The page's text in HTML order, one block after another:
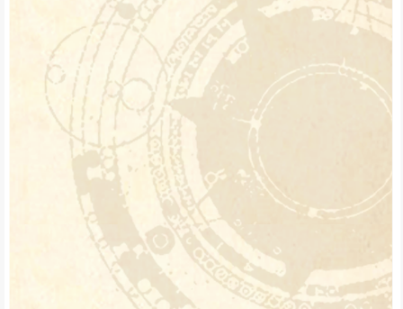
8/15 ゲリラ開催！持
ち込みデー♪＠シェリー
ズ
オリカク選手権2026
レシピ賞発表
8/3～8/7 バクステ制
服変身魔法エンカウン
ト＠アスタリスク